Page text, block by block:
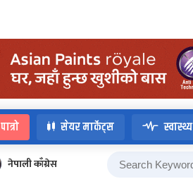
पात्रो सेयर मार्केट्स स्वास्थ्य
नेपाली काँग्रेस